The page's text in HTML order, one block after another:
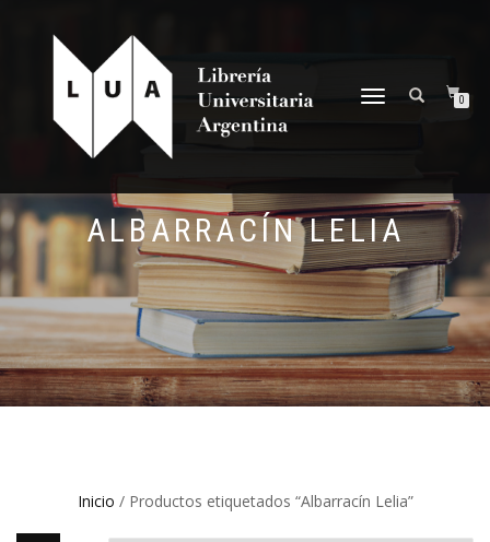
NAVEGACIÓN
0
ALBARRACÍN LELIA
Inicio / Productos etiquetados “Albarracín Lelia”